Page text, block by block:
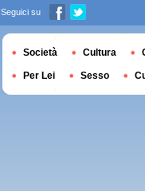
Seguici su
Società Cultura
Per Lei Sesso